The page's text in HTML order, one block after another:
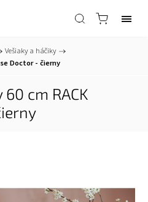
Vešiaky a háčiky /
Doctor - čierny
cm RACK